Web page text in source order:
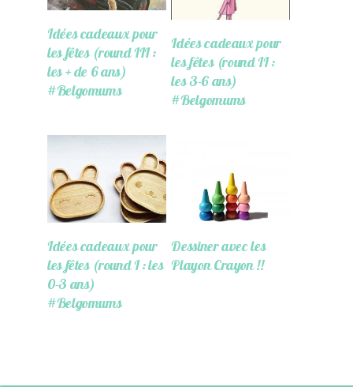
Idées cadeaux pour
les fêtes (round III :
les + de 6 ans)
#Belgomums
Idées cadeaux pour
les fêtes (round II :
les 3-6 ans)
#Belgomums
Idées cadeaux pour
les fêtes (round I : les
0-3 ans)
#Belgomums
Dessiner avec les
Playon Crayon !!